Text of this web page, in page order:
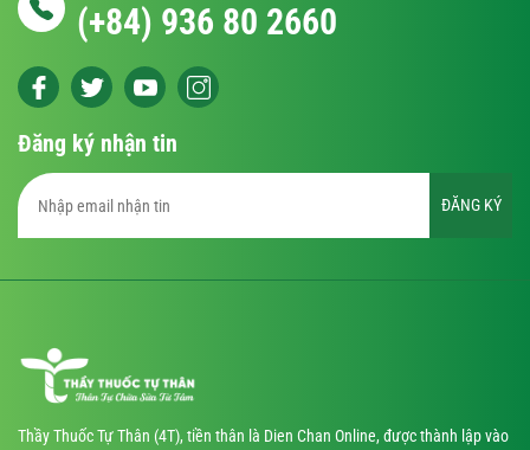
(+84) 936 80 2660
Đăng ký nhận tin
ĐĂNG KÝ
Thầy Thuốc Tự Thân (4T), tiền thân là Dien Chan Online, được thành lập vào